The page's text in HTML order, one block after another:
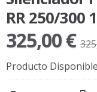
RR 250/300
325,00 €
Producto Disponible